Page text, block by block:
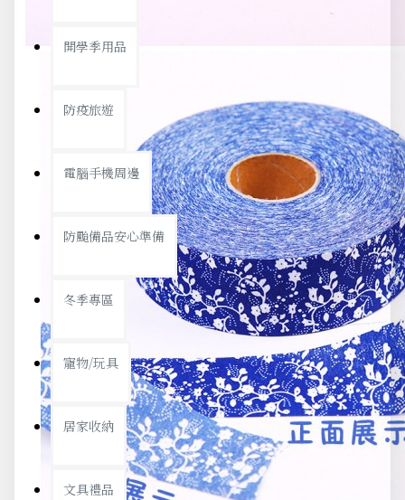
開學季用品
防疫旅遊
電腦手機周邊
防颱備品安心準備
冬季專區
寵物/玩具
居家收納
文具禮品